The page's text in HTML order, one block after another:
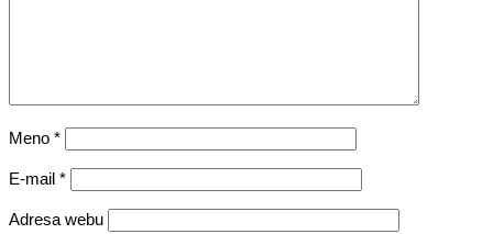
Meno *
E-mail *
Adresa webu